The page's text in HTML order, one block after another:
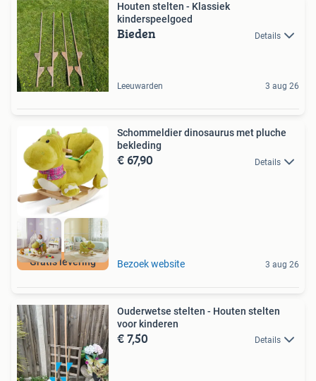
Houten stelten - Klassiek
kinderspeelgoed
Bieden Details
Leeuwarden 3 aug 26
Gratis levering
Schommeldier dinosaurus met pluche
bekleding
€ 67,90 Details
Bezoek website 3 aug 26
Ouderwetse stelten - Houten stelten
voor kinderen
€ 7,50 Details